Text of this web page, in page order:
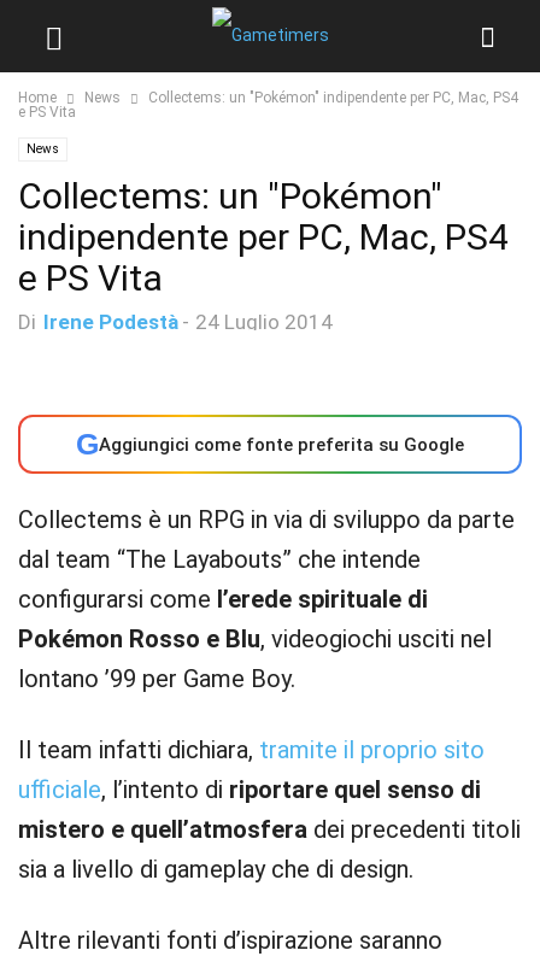
Home News
Collectems: un "Pokémon" indipendente per PC, Mac, PS4
e PS Vita
News
Collectems: un "Pokémon"
indipendente per PC, Mac, PS4
e PS Vita
Di Irene Podestà - 24 Luglio 2014
GAggiungici come fonte preferita su Google
Collectems è un RPG in via di sviluppo da parte
dal team “The Layabouts” che intende
configurarsi come l’erede spirituale di
Pokémon Rosso e Blu, videogiochi usciti nel
lontano ’99 per Game Boy.
Il team infatti dichiara, tramite il proprio sito
ufficiale, l’intento di riportare quel senso di
mistero e quell’atmosfera dei precedenti titoli
sia a livello di gameplay che di design.
Altre rilevanti fonti d’ispirazione saranno